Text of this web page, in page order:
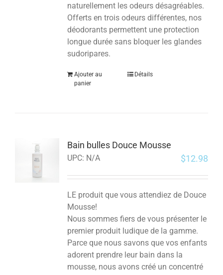
naturellement les odeurs désagréables.
Offerts en trois odeurs différentes, nos
déodorants permettent une protection
longue durée sans bloquer les glandes
sudoripares.
Ajouter au
panier
Détails
Bain bulles Douce Mousse
UPC: N/A $12.98
LE produit que vous attendiez de Douce
Mousse!
Nous sommes fiers de vous présenter le
premier produit ludique de la gamme.
Parce que nous savons que vos enfants
adorent prendre leur bain dans la
mousse, nous avons créé un concentré